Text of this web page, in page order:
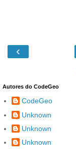
‹
Autores do CodeGeo
CodeGeo
Unknown
Unknown
Unknown